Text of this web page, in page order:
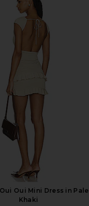
x Intimately FP Party
Midi Slip Dress In
& Double Espresso
Free People
Oui Oui Mini Dress in Pale
Khaki